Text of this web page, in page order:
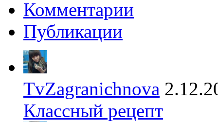
Комментарии
Публикации
TvZagranichnova
Классный рецепт